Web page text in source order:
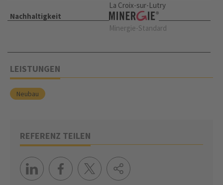
La Croix-sur-Lutry
Nachhaltigkeit
Minergie-Standard
LEISTUNGEN
Neubau
REFERENZ TEILEN